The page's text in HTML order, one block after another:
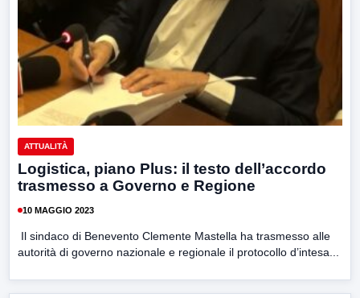
ATTUALITÀ
Logistica, piano Plus: il testo dell’accordo
trasmesso a Governo e Regione
10 MAGGIO 2023
Il sindaco di Benevento Clemente Mastella ha trasmesso alle
autorità di governo nazionale e regionale il protocollo d’intesa...